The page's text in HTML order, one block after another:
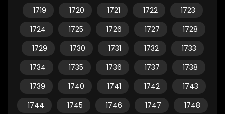
1719
1720 1721 1722
1723
1724
1725 1726 1727
1728
1729
1730 1731 1732
1733
1734
1735 1736 1737
1738
1739
1740 1741 1742
1743
1744
1745 1746 1747
1748